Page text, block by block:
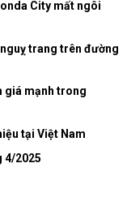
City mất ngôi
trang trên đường
giá mạnh trong
tại Việt Nam
4/2025